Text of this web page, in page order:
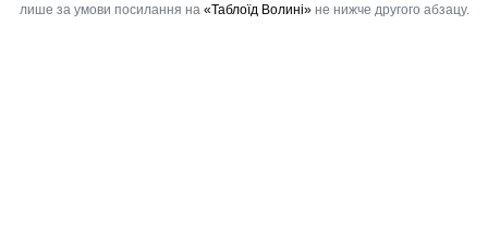
лише за умови посилання на «Таблоїд Волині»не нижче другого абзацу.